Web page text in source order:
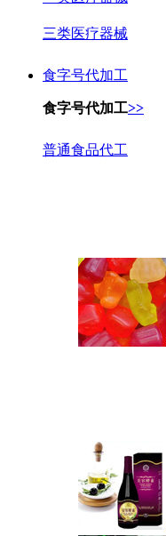
三类医疗器械
食字号代加工
食字号代加工>>
普通食品代工